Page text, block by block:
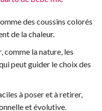
des coussins colorés
de la chaleur.
comme la nature, les
peut guider le choix des
à poser et à retirer,
et évolutive.